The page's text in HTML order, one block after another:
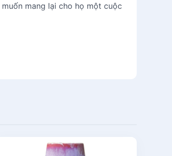
mang lại cho họ một cuộc
phong thủy đều có thiết kế
tăng cường năng lượng tích
thủy, bạn cũng đóng góp
mắn, tình duyên và tài lộc,